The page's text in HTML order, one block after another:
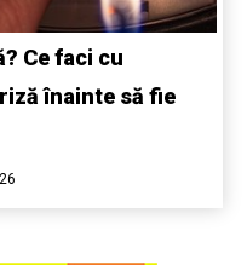
Ce faci cu
înainte să fie